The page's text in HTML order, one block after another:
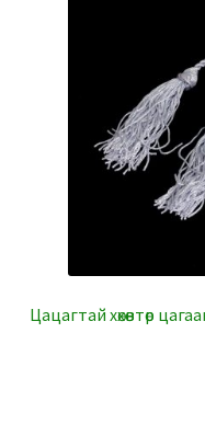
Цацагтай хөхөвтөр